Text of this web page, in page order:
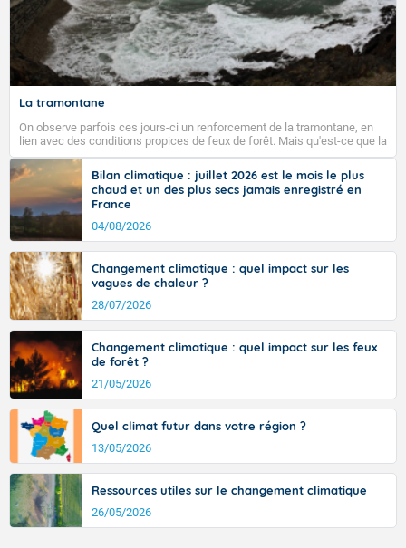
La tramontane
On observe parfois ces jours-ci un renforcement de la tramontane, en
lien avec des conditions propices de feux de forêt. Mais qu'est-ce que la
tramontane ? Quelles sont ses caractéristiques ? La tramontane est un
vent turbulent soufflant de secteur nord-ouest à nord, ou ouest à nord-
ouest, dans un secteur qui part du Roussillon à la vallée de l’Aude et à
l’ouest de l’Hérault. L’étymologie de ce vent vient du latin trasmontanus,
signifiant au-delà des monts, en allusion aux régions montagneuses
d’où provient ce vent.
Bilan climatique : juillet 2026 est le mois le plus
chaud et un des plus secs jamais enregistré en
France
04/08/2026
Changement climatique : quel impact sur les
vagues de chaleur ?
28/07/2026
Changement climatique : quel impact sur les feux
de forêt ?
21/05/2026
Quel climat futur dans votre région ?
13/05/2026
Ressources utiles sur le changement climatique
26/05/2026